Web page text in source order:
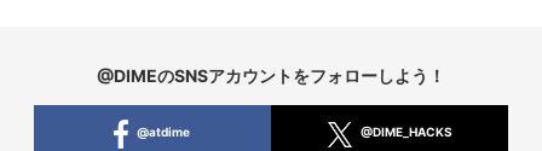
@DIMEのSNSアカウントをフォローしよう！
@atdime @DIME_HACKS